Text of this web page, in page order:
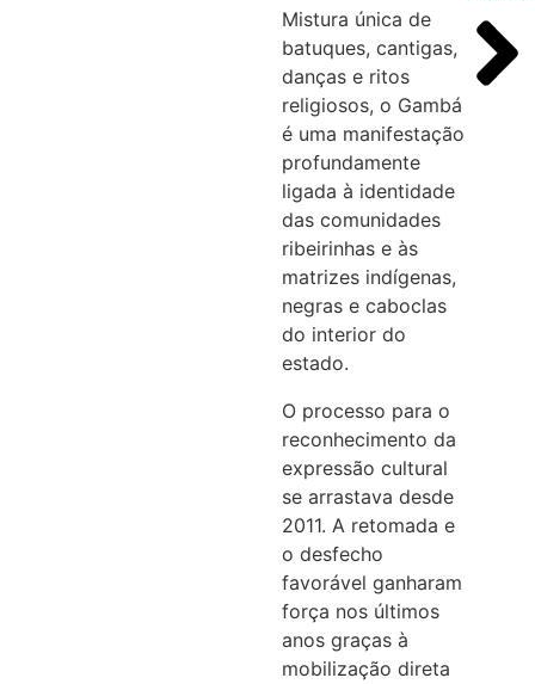
Mistura única de
batuques, cantigas,
danças e ritos
religiosos, o Gambá
é uma manifestação
profundamente
ligada à identidade
das comunidades
ribeirinhas e às
matrizes indígenas,
negras e caboclas
do interior do
estado.
O processo para o
reconhecimento da
expressão cultural
se arrastava desde
2011. A retomada e
o desfecho
favorável ganharam
força nos últimos
anos graças à
mobilização direta